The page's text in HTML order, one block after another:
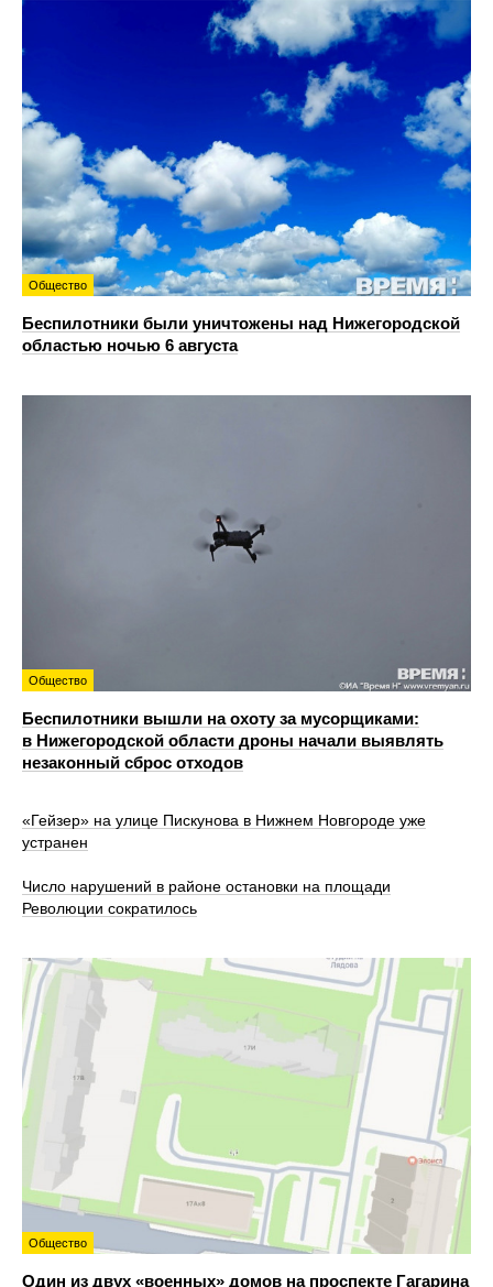
Общество
Беспилотники были уничтожены над Нижегородской
областью ночью 6 августа
Общество
Беспилотники вышли на охоту за мусорщиками:
в Нижегородской области дроны начали выявлять
незаконный сброс отходов
«Гейзер» на улице Пискунова в Нижнем Новгороде уже
устранен
Число нарушений в районе остановки на площади
Революции сократилось
Общество
Один из двух «военных» домов на проспекте Гагарина